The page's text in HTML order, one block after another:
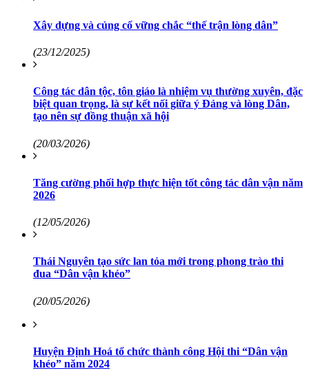
Xây dựng và củng cố vững chắc “thế trận lòng dân”
(23/12/2025)
Công tác dân tộc, tôn giáo là nhiệm vụ thường xuyên, đặc
biệt quan trọng, là sự kết nối giữa ý Đảng và lòng Dân,
tạo nên sự đồng thuận xã hội
(20/03/2026)
Tăng cường phối hợp thực hiện tốt công tác dân vận năm
2026
(12/05/2026)
Thái Nguyên tạo sức lan tỏa mới trong phong trào thi
đua “Dân vận khéo”
(20/05/2026)
Huyện Định Hoá tổ chức thành công Hội thi “Dân vận
khéo” năm 2024